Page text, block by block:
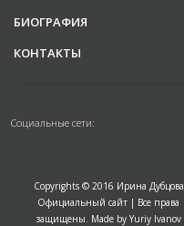
БИОГРАФИЯ
КОНТАКТЫ
Социальные сети:
Copyrights © 2016 Ирина Дубцова
Официальный сайт | Все права
защищены. Made by Yuriy Ivanov